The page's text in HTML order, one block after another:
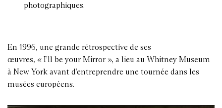
photographiques.
En 1996, une grande rétrospective de ses
œuvres, « I’ll be your Mirror », a lieu au Whitney Museum
à New York avant d’entreprendre une tournée dans les
musées européens.